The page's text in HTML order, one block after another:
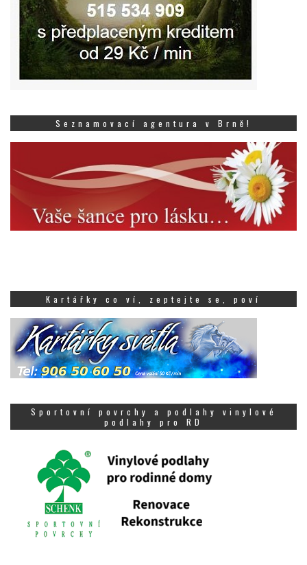
Seznamovací agentura v Brně!
Kartářky co ví, zeptejte se, poví
Sportovní povrchy a podlahy vinylové
podlahy pro RD